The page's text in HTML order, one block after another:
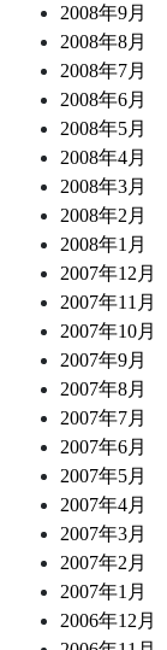
2008年9月
2008年8月
2008年7月
2008年6月
2008年5月
2008年4月
2008年3月
2008年2月
2008年1月
2007年12月
2007年11月
2007年10月
2007年9月
2007年8月
2007年7月
2007年6月
2007年5月
2007年4月
2007年3月
2007年2月
2007年1月
2006年12月